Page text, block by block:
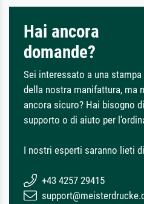
Hai ancora
domande?
Sei interessato a una stampa
della nostra manifattura, ma
ancora sicuro? Hai bisogno
supporto o di aiuto per
I nostri esperti saranno lieti
+43 4257 29415